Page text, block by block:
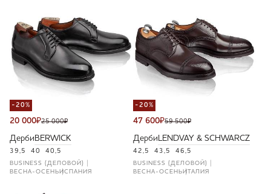
-20%
20 000₽25 000₽
Дерби BERWICK
39,5 40 40,5
BUSINESS (ДЕЛОВОЙ)
ВЕСНА-ОСЕНЬ ИСПАНИЯ
-20%
47 600₽59 500₽
Дерби LENDVAY & SCHWARCZ
42,5 43,5 46,5
BUSINESS (ДЕЛОВОЙ)
ВЕСНА-ОСЕНЬ ИТАЛИЯ